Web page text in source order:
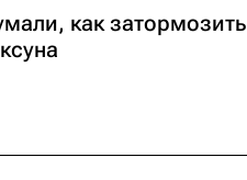
как затормозить